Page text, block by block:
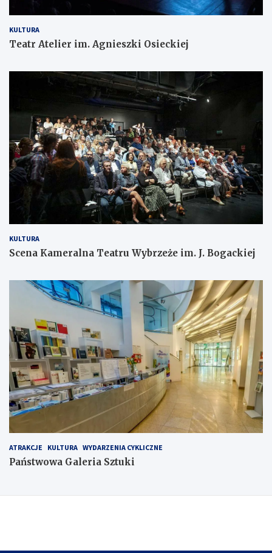
KULTURA
Teatr Atelier im. Agnieszki Osieckiej
KULTURA
Scena Kameralna Teatru Wybrzeże im. J. Bogackiej
ATRAKCJE KULTURA WYDARZENIA CYKLICZNE
Państwowa Galeria Sztuki